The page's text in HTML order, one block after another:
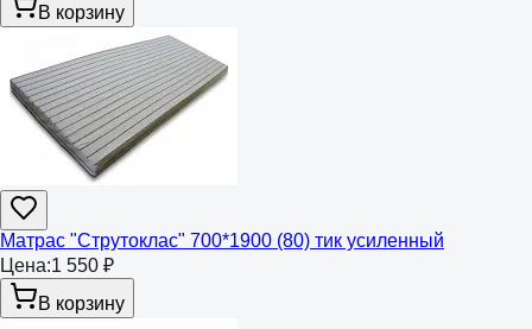
В корзину
Матрас "Струтоклас" 700*1900 (80) тик усиленный
Цена:1 550 ₽
В корзину